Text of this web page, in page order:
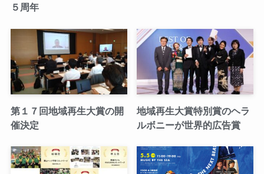
５周年
第１７回地域再生大賞の開
催決定
地域再生大賞特別賞のヘラ
ルボニーが世界的広告賞